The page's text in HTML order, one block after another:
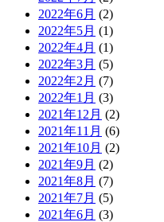
2022年6月 (2)
2022年5月 (1)
2022年4月 (1)
2022年3月 (5)
2022年2月 (7)
2022年1月 (3)
2021年12月 (2)
2021年11月 (6)
2021年10月 (2)
2021年9月 (2)
2021年8月 (7)
2021年7月 (5)
2021年6月 (3)